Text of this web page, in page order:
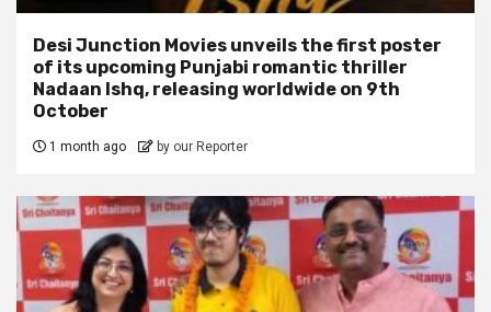
Desi Junction Movies unveils the first poster
of its upcoming Punjabi romantic thriller
Nadaan Ishq, releasing worldwide on 9th
October
1 month ago by our Reporter